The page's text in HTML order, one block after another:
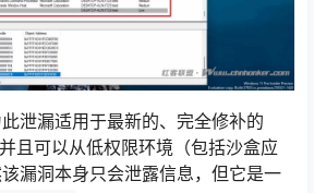
泄漏适用于最新的、完全修补的
且可以从低权限环境（包括沙盒应
漏洞本身只会泄露信息，但它是一